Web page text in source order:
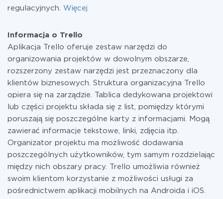
regulacyjnych. Więcej
Informacja o Trello
Aplikacja Trello oferuje zestaw narzędzi do
organizowania projektów w dowolnym obszarze,
rozszerzony zestaw narzędzi jest przeznaczony dla
klientów biznesowych. Struktura organizacyjna Trello
opiera się na zarządzie. Tablica dedykowana projektowi
lub części projektu składa się z list, pomiędzy którymi
poruszają się poszczególne karty z informacjami. Mogą
zawierać informacje tekstowe, linki, zdjęcia itp.
Organizator projektu ma możliwość dodawania
poszczególnych użytkowników, tym samym rozdzielając
między nich obszary pracy. Trello umożliwia również
swoim klientom korzystanie z możliwości usługi za
pośrednictwem aplikacji mobilnych na Androida i iOS.